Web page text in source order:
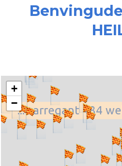
... carregant 484
+
−